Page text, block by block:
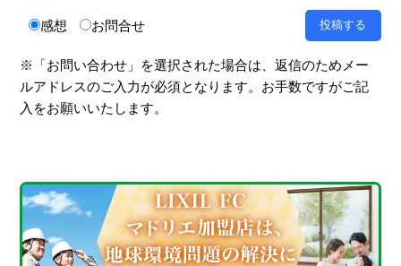
感想 お問合せ
※「お問い合わせ」を選択された場合は、返信のためメー
ルアドレスのご入力が必須となります。お手数ですがご記
入をお願いいたします。